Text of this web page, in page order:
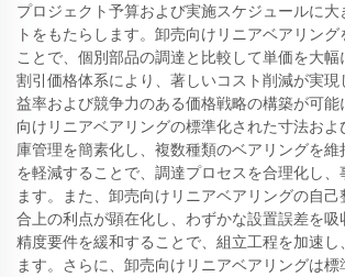
プロジェクト予算および実施スケジュールに大
トをもたらします。卸売向けリニアベアリン
ことで、個別部品の調達と比較して単価を大
割引価格体系により、著しいコスト削減が実現
益率および競争力のある価格戦略の構築が可能
向けリニアベアリングの標準化された寸法お
庫管理を簡素化し、複数種類のベアリングを維
を軽減することで、調達プロセスを合理化し、
ます。また、卸売向けリニアベアリングの自
合上の利点が顕在化し、わずかな設置誤差を
精度要件を緩和することで、組立工程を加速し
ます。さらに、卸売向けリニアベアリングは標